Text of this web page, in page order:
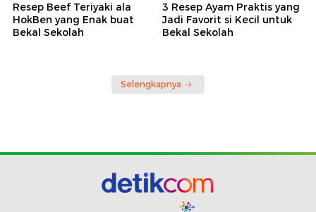
Resep Beef Teriyaki ala
HokBen yang Enak buat
Bekal Sekolah
3 Resep Ayam Praktis yang
Jadi Favorit si Kecil untuk
Bekal Sekolah
Selengkapnya